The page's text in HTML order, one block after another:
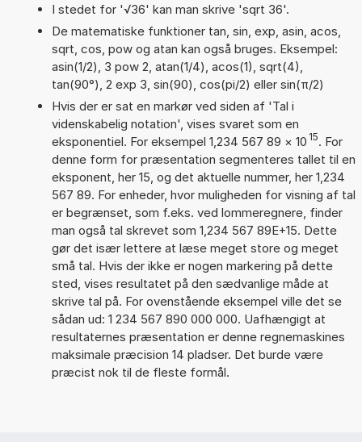
I stedet for '√36' kan man skrive 'sqrt 36'.
De matematiske funktioner tan, sin, exp, asin, acos,
sqrt, cos, pow og atan kan også bruges. Eksempel:
asin(1/2), 3 pow 2, atan(1/4), acos(1), sqrt(4),
tan(90°), 2 exp 3, sin(90), cos(pi/2) eller sin(π/2)
Hvis der er sat en markør ved siden af 'Tal i
videnskabelig notation', vises svaret som en
eksponentiel. For eksempel 1,234 567 89 × 10 15. For
denne form for præsentation segmenteres tallet til en
eksponent, her 15, og det aktuelle nummer, her 1,234
567 89. For enheder, hvor muligheden for visning af tal
er begrænset, som f.eks. ved lommeregnere, finder
man også tal skrevet som 1,234 567 89E+15. Dette
gør det især lettere at læse meget store og meget
små tal. Hvis der ikke er nogen markering på dette
sted, vises resultatet på den sædvanlige måde at
skrive tal på. For ovenstående eksempel ville det se
sådan ud: 1 234 567 890 000 000. Uafhængigt at
resultaternes præsentation er denne regnemaskines
maksimale præcision 14 pladser. Det burde være
præcist nok til de fleste formål.